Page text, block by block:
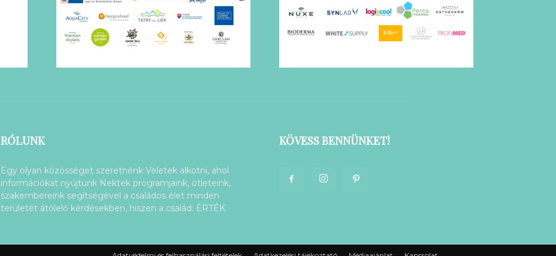
RÓLUNK
Egy olyan közösséget szeretnénk Veletek alkotni, ahol
információkat nyújtunk Nektek programjaink, ötleteink,
szakembereink segítségével a családos élet minden
területét átölelő kérdésekben, hiszen a család: ÉRTÉK.
KÖVESS BENNÜNKET!